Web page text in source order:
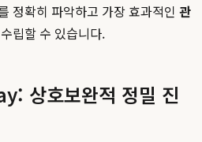
정확히 파악하고 가장 효과적인 관
립할 수 있습니다.
상호보완적 정밀 진